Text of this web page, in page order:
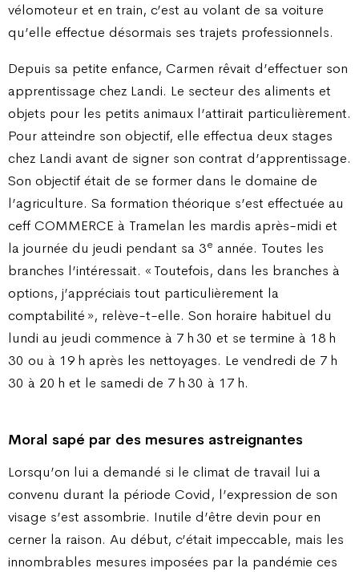
vélomoteur et en train, c’est au volant de sa voiture
qu’elle effectue désormais ses trajets professionnels.
Depuis sa petite enfance, Carmen rêvait d’effectuer son
apprentissage chez Landi. Le secteur des aliments et
objets pour les petits animaux l’attirait particulièrement.
Pour atteindre son objectif, elle effectua deux stages
chez Landi avant de signer son contrat d’apprentissage.
Son objectif était de se former dans le domaine de
l’agriculture. Sa formation théorique s’est effectuée au
ceff COMMERCE à Tramelan les mardis après-midi et
la journée du jeudi pendant sa 3e année. Toutes les
branches l’intéressait. « Toutefois, dans les branches à
options, j’appréciais tout particulièrement la
comptabilité », relève-t-elle. Son horaire habituel du
lundi au jeudi commence à 7 h 30 et se termine à 18 h
30 ou à 19 h après les nettoyages. Le vendredi de 7 h
30 à 20 h et le samedi de 7 h 30 à 17 h.
Moral sapé par des mesures astreignantes
Lorsqu’on lui a demandé si le climat de travail lui a
convenu durant la période Covid, l’expression de son
visage s’est assombrie. Inutile d’être devin pour en
cerner la raison. Au début, c’était impeccable, mais les
innombrables mesures imposées par la pandémie ces